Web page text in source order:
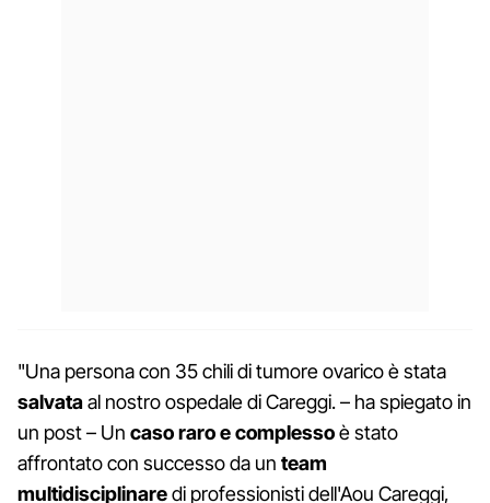
"Una persona con 35 chili di tumore ovarico è stata
salvataal nostro ospedale di Careggi. – ha spiegato in
un post – Un caso raro e complessoè stato
affrontato con successo da un team
multidisciplinaredi professionisti dell'Aou Careggi,